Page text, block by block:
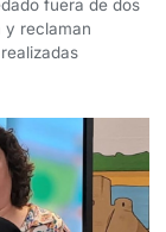
fuera de dos
y reclaman